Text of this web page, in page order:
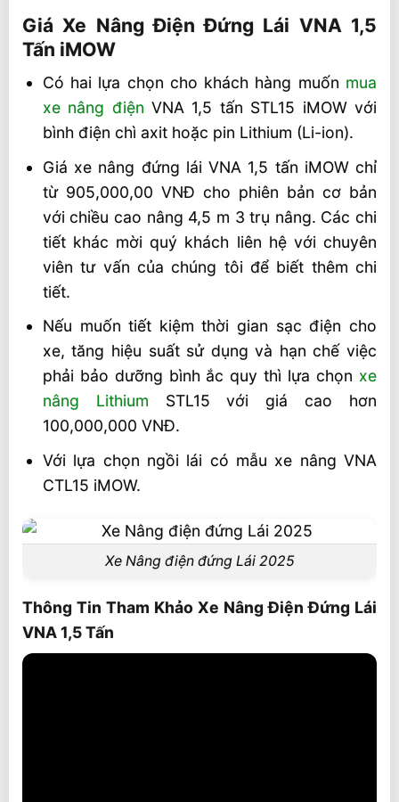
Giá Xe Nâng Điện Đứng Lái VNA 1,5
Tấn iMOW
Có hai lựa chọn cho khách hàng muốn mua
xe nâng điện VNA 1,5 tấn STL15 iMOW với
bình điện chì axit hoặc pin Lithium (Li-ion).
Giá xe nâng đứng lái VNA 1,5 tấn iMOW chỉ
từ 905,000,00 VNĐ cho phiên bản cơ bản
với chiều cao nâng 4,5 m 3 trụ nâng. Các chi
tiết khác mời quý khách liên hệ với chuyên
viên tư vấn của chúng tôi để biết thêm chi
tiết.
Nếu muốn tiết kiệm thời gian sạc điện cho
xe, tăng hiệu suất sử dụng và hạn chế việc
phải bảo dưỡng bình ắc quy thì lựa chọn xe
nâng Lithium STL15 với giá cao hơn
100,000,000 VNĐ.
Với lựa chọn ngồi lái có mẫu xe nâng VNA
CTL15 iMOW.
Xe Nâng điện đứng Lái 2025
Thông Tin Tham Khảo Xe Nâng Điện Đứng Lái
VNA 1,5 Tấn